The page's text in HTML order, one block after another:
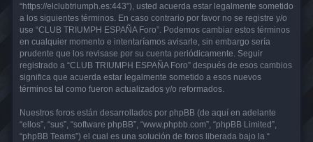
“https://elclubtriumph.es:443”), usted acuerda estar legalmente sometido
a los siguientes términos. En caso contrario por favor no se registre y/o
use “CLUB TRIUMPH ESPAÑA Foro”. Podemos cambiar estos términos
en cualquier momento e intentaríamos avisarle, sin embargo sería
prudente que los revisase por su cuenta periódicamente. Seguir
registrado a “CLUB TRIUMPH ESPAÑA Foro” después de esos cambios
significa que acuerda estar legalmente sometido a esos nuevos
términos tal como fueron actualizados y/o reformados.
Nuestros foros están desarrollados por phpBB (de aquí en adelante
“ellos”, “sus”, “software phpBB”, “www.phpbb.com”, “phpBB Limited”,
“phpBB Teams”) el cual es una solución de foros liberada bajo la “